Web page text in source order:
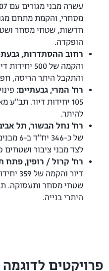
חדשות, שטחי מסחר
הופקדה.
רחוב ההסתדרות,
והקמה של
והתקבל היתר הריסה,
רח' המרי, גבעתיים:
105 יחידות דיור.
להיתר.
רח' נחל הבשור, תל
של כ-
לצד מבני ציבור
רח' קרול / רופין, פתח
דיור
שטחי מסחר ותעסוקה.
היתרי בנייה.
פרויקטים